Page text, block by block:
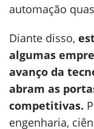
automação
Diante disso,
algumas
avanço da
abram as
competitivas.
engenharia,